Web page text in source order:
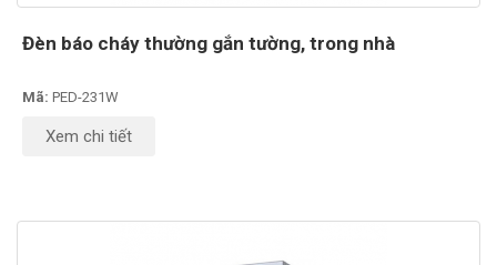
Đèn báo cháy thường gắn tường, trong nhà
Mã: PED-231W
Xem chi tiết